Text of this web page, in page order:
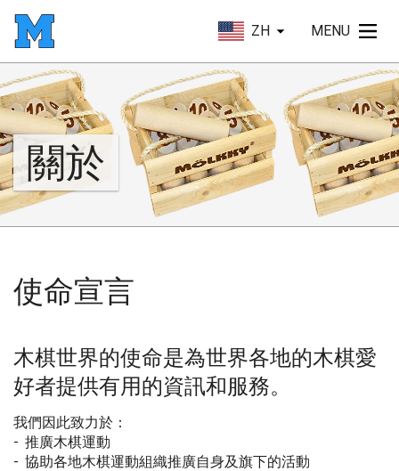
ZH MENU
關於
使命宣言
木棋世界的使命是為世界各地的木棋愛
好者提供有用的資訊和服務。
我們因此致力於：
推廣木棋運動
協助各地木棋運動組織推廣自身及旗下的活動